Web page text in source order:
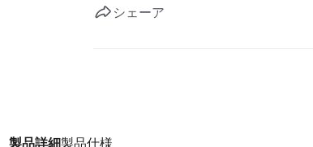
シェーア
製品詳細製品仕様